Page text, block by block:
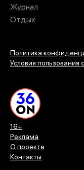
16+
Реклама
О проекте
Контакты
Журнал
Отдых
Политика
Условия пользования